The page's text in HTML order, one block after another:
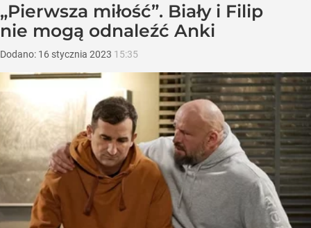
„Pierwsza miłość”. Biały i Filip
nie mogą odnaleźć Anki
Dodano: 16 stycznia 2023 15:35